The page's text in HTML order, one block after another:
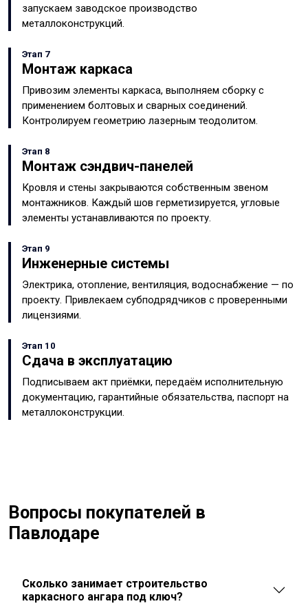
запускаем заводское производство
металлоконструкций.
Этап 7
Монтаж каркаса
Привозим элементы каркаса, выполняем сборку с
применением болтовых и сварных соединений.
Контролируем геометрию лазерным теодолитом.
Этап 8
Монтаж сэндвич-панелей
Кровля и стены закрываются собственным звеном
монтажников. Каждый шов герметизируется, угловые
элементы устанавливаются по проекту.
Этап 9
Инженерные системы
Электрика, отопление, вентиляция, водоснабжение — по
проекту. Привлекаем субподрядчиков с проверенными
лицензиями.
Этап 10
Сдача в эксплуатацию
Подписываем акт приёмки, передаём исполнительную
документацию, гарантийные обязательства, паспорт на
металлоконструкции.
Вопросы покупателей в
Павлодаре
Сколько занимает строительство
каркасного ангара под ключ?